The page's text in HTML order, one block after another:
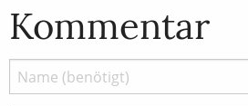
Kommentar